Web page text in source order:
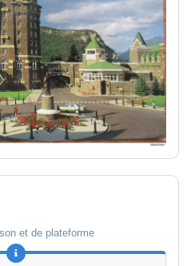
et de plateforme